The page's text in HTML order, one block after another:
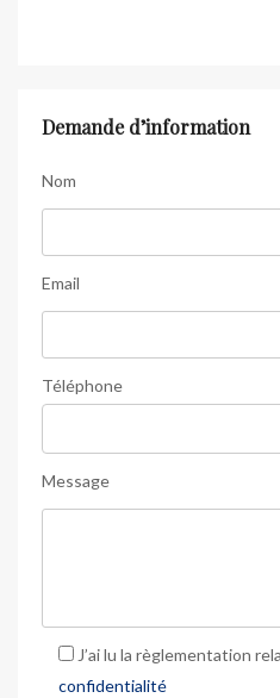
Demande d’information
Nom
Email
Téléphone
Message
J’ai lu la règlementation
confidentialité